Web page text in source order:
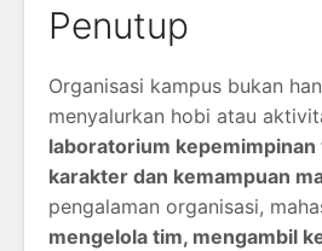
Penutup
Organisasi kampus bukan
menyalurkan hobi atau
laboratorium
karakter dan kemampuan
pengalaman organisasi,
mengelola tim, mengambil